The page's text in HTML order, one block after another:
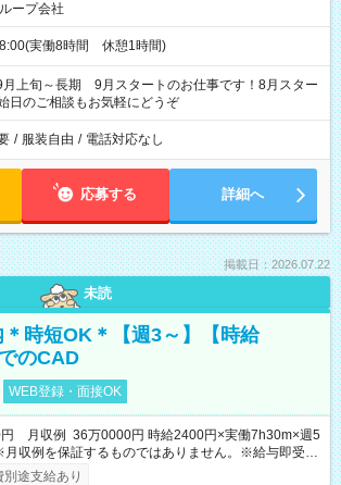
ープ会社
実働8時間 休憩1時間)
上旬～長期 9月スタートのお仕事です！8月スター
日のご相談もお気軽にどうぞ
/ 服装自由 / 電話対応なし
応募する 詳細へ
掲載日：2026.07.22
未読
時短OK＊【週3～】【時給
のCAD
WEB登録・面接OK
月収例 36万0000円 時給2400円×実働7h30m×週5
収例を保証するものではありません。※給与即受取
利用可（利用条件有）
別途支給あり